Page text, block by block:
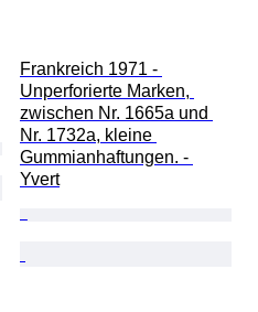
Frankreich 1971 -
Unperforierte Marken,
zwischen Nr. 1665a und
Nr. 1732a, kleine
Gummianhaftungen. -
Yvert